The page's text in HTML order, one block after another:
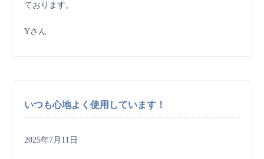
ております。
Yさん
いつも心地よく使用しています！
2025年7月11日